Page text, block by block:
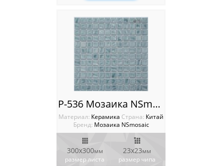
P-536 Мозаика NSmosaic
Материал: Керамика Cтрана: Китай
Бренд: Мозаика NSmosaic
300x300мм
размер листа
23x23мм
размер чипа